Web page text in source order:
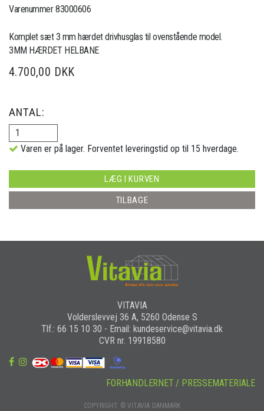
Varenummer 83000606
Komplet sæt 3 mm hærdet drivhusglas til ovenstående model.
3MM HÆRDET HELBANE
4.700,00 DKK
ANTAL:
Varen er på lager. Forventet leveringstid op til 15 hverdage.
LÆG I KURVEN
TILBAGE
VITAVIA
Volderslevvej 36 A, 5260 Odense S
Tlf.: 66 15 10 30 - Email: kundeservice@vitavia.dk
CVR nr. 19918580
COPYRIGHT © VITAVIA DANMARK
FORHANDLERNET / PRESSEMATERIALE